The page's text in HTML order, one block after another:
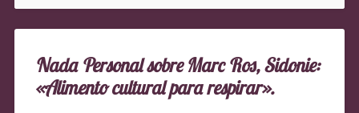
Nada Personal sobre Marc Ros, Sidonie:
«Alimento cultural para respirar».